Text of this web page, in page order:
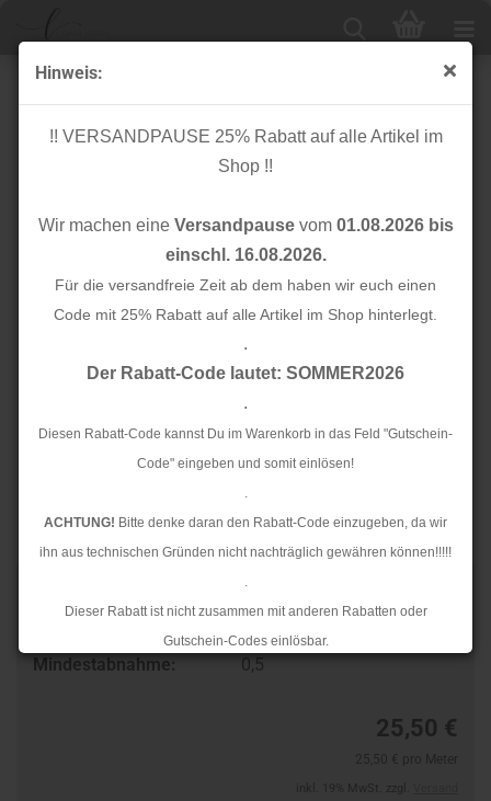
Hinweis:
!! VERSANDPAUSE 25% Rabatt auf alle Artikel im
Shop !!
Wir machen eine Versandpausevom 01.08.2026 bis
einschl. 16.08.2026.
Für die versandfreie Zeit ab dem haben wir euch einen
Code mit 25% Rabatt auf alle Artikel im Shop hinterlegt.
.
Der Rabatt-Code lautet: SOMMER2026
.
Diesen Rabatt-Code kannst Du im Warenkorb in das Feld "Gutschein-
Code" eingeben und somit einlösen!
.
ACHTUNG! Bitte denke daran den Rabatt-Code einzugeben, da wir
ihn aus technischen Gründen nicht nachträglich gewähren können!!!!!
.
Dieser Rabatt ist nicht zusammen mit anderen Rabatten oder
Gutschein-Codes einlösbar.
.
Rückstaus kann es jedoch zu längeren Lieferzeiten kommen.
Bio Baumwolle - Teamwork - Wild - Cloud9 Fabrics
Mindestabnahme:
0,5
25,50 €